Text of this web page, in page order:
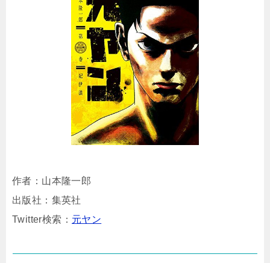
作者：山本隆一郎
出版社：集英社
Twitter検索： 元ヤン